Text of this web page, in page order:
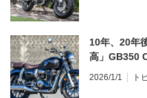
10年、20年
高」GB350
2026/1/1 ト